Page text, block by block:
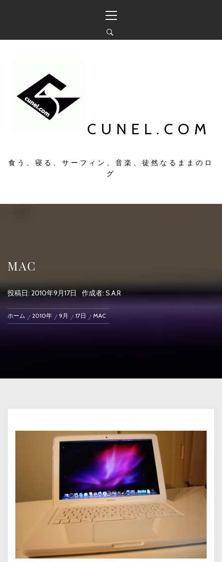
ン
イ
ン
メ
CUNEL.COM
食う、寝る、サーフィン、音楽、徒然なるままのロ
グ
MAC
投稿日: 2010年9月17日 作成者: S.A.R
ホーム 2010年 9月 17日 MAC